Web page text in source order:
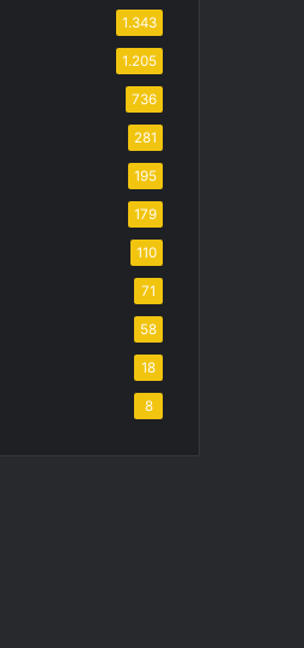
1.343
1.205
736
281
195
179
110
71
58
18
8